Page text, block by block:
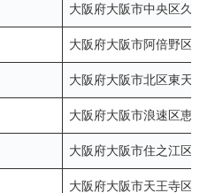
大阪府大阪市中央区
大阪府大阪市阿倍野
大阪府大阪市北区東
大阪府大阪市浪速区
大阪府大阪市住之江
大阪府大阪市天王寺